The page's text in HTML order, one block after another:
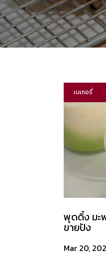
เบเกอรี่
พุดดิ้ง มะ
ขายปัง
Mar 20,